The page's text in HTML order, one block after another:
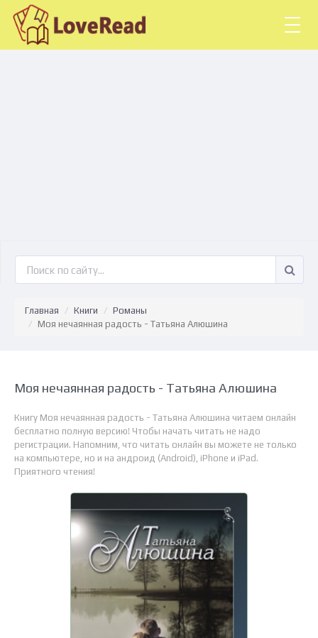
Главная Книги
Романы
Моя нечаянная радость - Татьяна Алюшина
Моя нечаянная радость - Татьяна Алюшина
Книгу Моя нечаянная радость - Татьяна Алюшина читаем онлайн
бесплатно полную версию! Чтобы начать читать не надо
регистрации. Напомним, что читать онлайн вы можете не только
на компьютере, но и на андроид (Android), iPhone и iPad.
Приятного чтения!